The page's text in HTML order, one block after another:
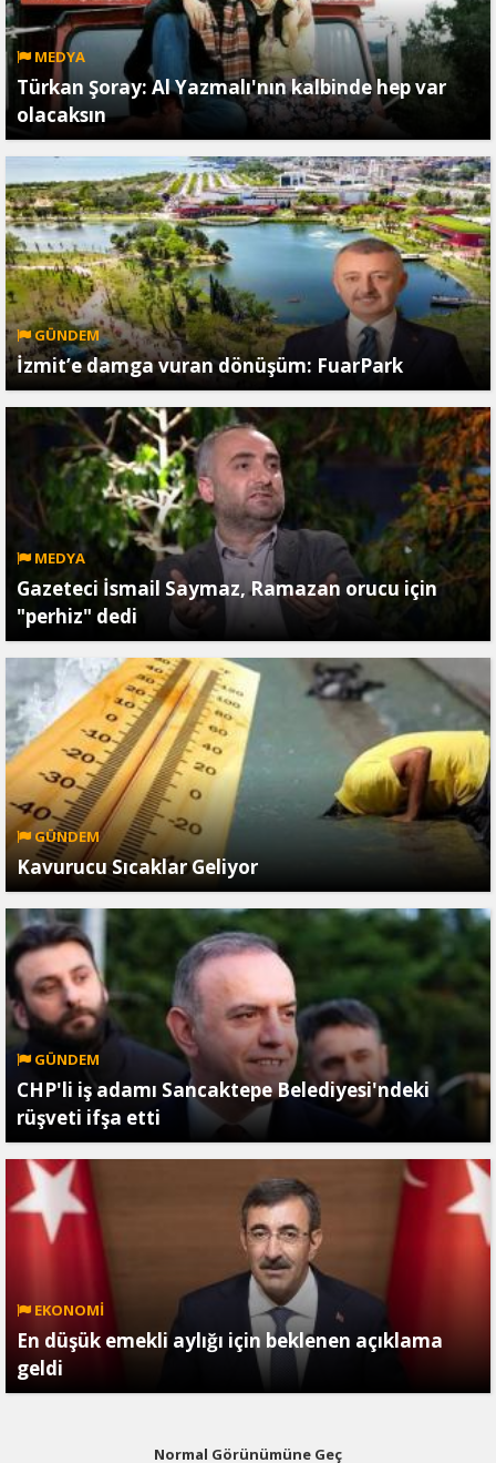
MEDYA
Türkan Şoray: Al Yazmalı'nın kalbinde hep var
olacaksın
GÜNDEM
İzmit’e damga vuran dönüşüm: FuarPark
MEDYA
Gazeteci İsmail Saymaz, Ramazan orucu için
"perhiz" dedi
GÜNDEM
Kavurucu Sıcaklar Geliyor
GÜNDEM
CHP'li iş adamı Sancaktepe Belediyesi'ndeki
rüşveti ifşa etti
EKONOMİ
En düşük emekli aylığı için beklenen açıklama
geldi
Normal Görünümüne Geç